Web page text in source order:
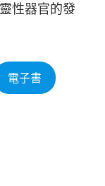
性器官的發
電子書